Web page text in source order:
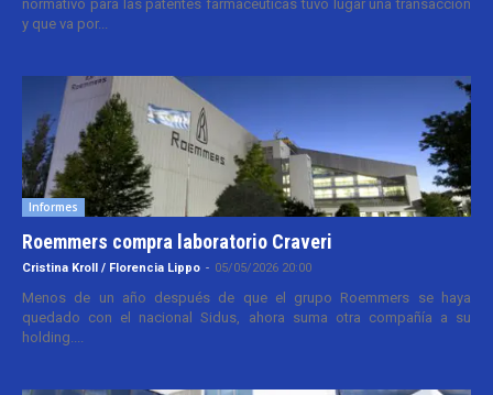
normativo para las patentes farmacéuticas tuvo lugar una transacción
y que va por...
Informes
Roemmers compra laboratorio Craveri
Cristina Kroll / Florencia Lippo - 05/05/2026 20:00
Menos de un año después de que el grupo Roemmers se haya
quedado con el nacional Sidus, ahora suma otra compañía a su
holding....